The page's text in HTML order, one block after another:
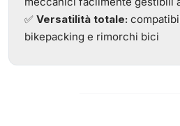
✅ Versatilità totale:
bikepacking e rimorchi bici